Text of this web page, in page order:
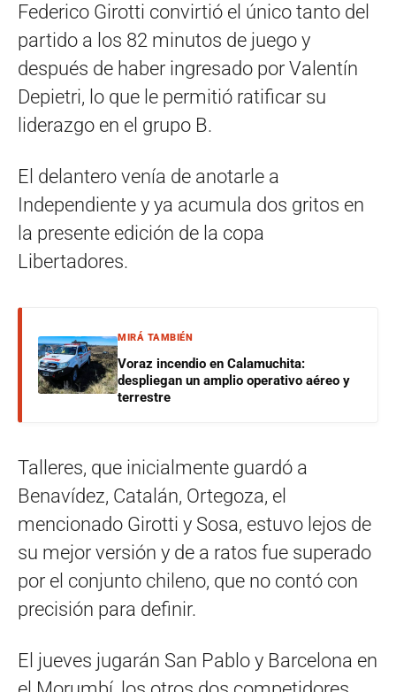
Federico Girotti convirtió el único tanto del
partido a los 82 minutos de juego y
después de haber ingresado por Valentín
Depietri, lo que le permitió ratificar su
liderazgo en el grupo B.
El delantero venía de anotarle a
Independiente y ya acumula dos gritos en
la presente edición de la copa
Libertadores.
MIRÁ TAMBIÉN
Voraz incendio en Calamuchita:
despliegan un amplio operativo aéreo y
terrestre
Talleres, que inicialmente guardó a
Benavídez, Catalán, Ortegoza, el
mencionado Girotti y Sosa, estuvo lejos de
su mejor versión y de a ratos fue superado
por el conjunto chileno, que no contó con
precisión para definir.
El jueves jugarán San Pablo y Barcelona en